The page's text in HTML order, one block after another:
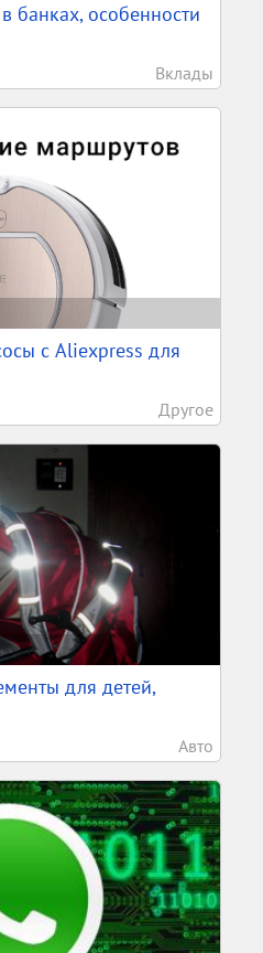
банках, особенности
Вклады
с Aliexpress для
Другое
для детей,
Авто